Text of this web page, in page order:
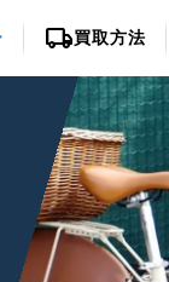
local_shipping買取方法